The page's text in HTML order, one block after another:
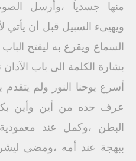
منها جسدياً ،وأرسل
ويهيىء السبيل قبل أن يأتي
السماع ويقرع به ليفتح
بشارة الكلمة الى باب
أسرع يوحنا النور ولم
عرف حده من أين وأين
البطن ،وكمل عند
ببهجة عند أمه ،ومضى